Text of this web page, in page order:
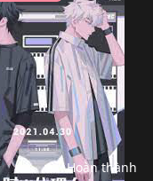
Hoàn thành